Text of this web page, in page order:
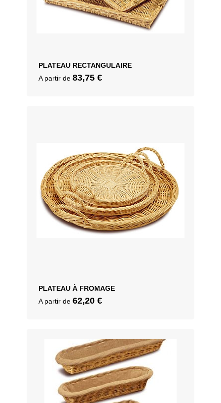
PLATEAU RECTANGULAIRE
A partir de 83,75 €
PLATEAU À FROMAGE
A partir de 62,20 €